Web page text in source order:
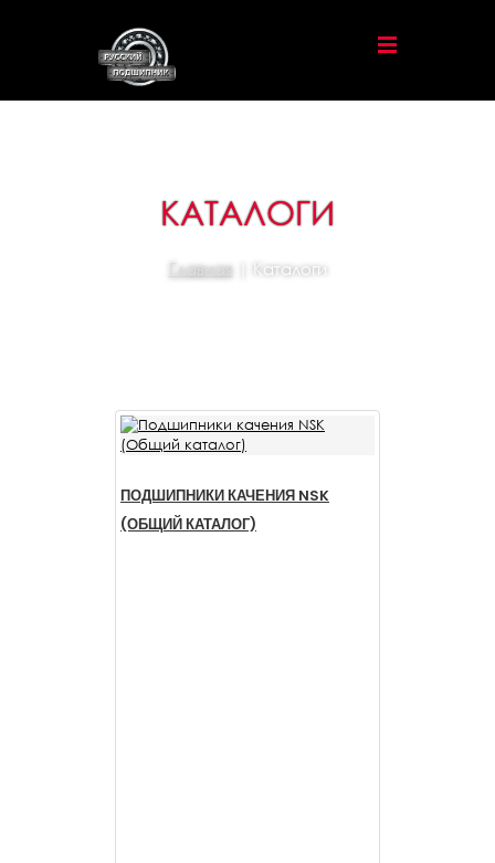
КАТАЛОГИ
Главная| Каталоги
ПОДШИПНИКИ КАЧЕНИЯ NSK
(ОБЩИЙ КАТАЛОГ)